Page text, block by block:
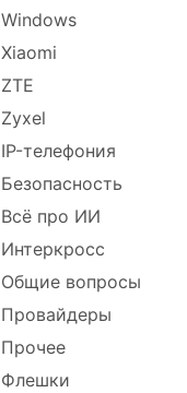
Windows
Xiaomi
ZTE
Zyxel
IP-телефония
Безопасность
Всё про ИИ
Интеркросс
Общие вопросы
Провайдеры
Прочее
Флешки